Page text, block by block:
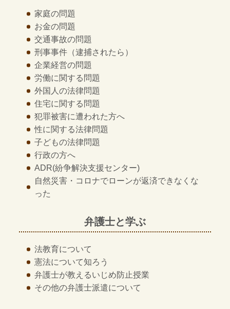
家庭の問題
お金の問題
交通事故の問題
刑事事件 （逮捕されたら）
企業経営の問題
労働に関する問題
外国人の法律問題
住宅に関する問題
犯罪被害に遭われた方へ
性に関する法律問題
子どもの法律問題
行政の方へ
ADR(紛争解決支援センター)
自然災害・コロナでローンが返済できなくな
った
弁護士と学ぶ
法教育について
憲法について知ろう
弁護士が教えるいじめ防止授業
その他の弁護士派遣について